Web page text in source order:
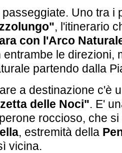
Uno tra i
, l'itinerario
con l'Arco
le direzioni,
partendo dalla
a destinazione c'è
delle Noci". E'
roccioso, che si
, estremità della
vicina.